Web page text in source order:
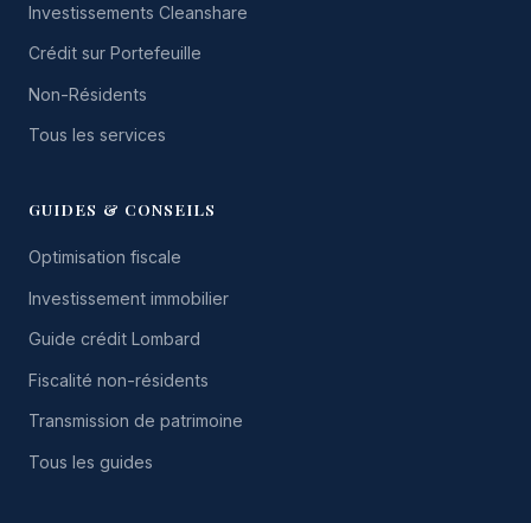
Investissements Cleanshare
Crédit sur Portefeuille
Non-Résidents
Tous les services
GUIDES & CONSEILS
Optimisation fiscale
Investissement immobilier
Guide crédit Lombard
Fiscalité non-résidents
Transmission de patrimoine
Tous les guides